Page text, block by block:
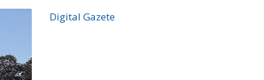
Digital Gazete